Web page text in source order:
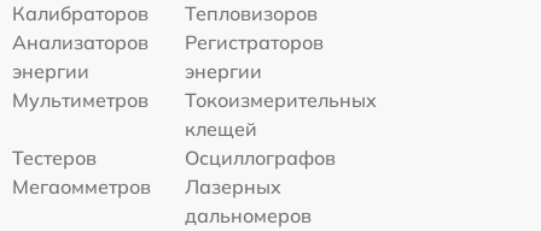
Калибраторов
Тепловизоров
Анализаторов
энергии
Регистраторов
энергии
Мультиметров
Токоизмерительных
клещей
Тестеров
Осциллографов
Мегаомметров
Лазерных
дальномеров